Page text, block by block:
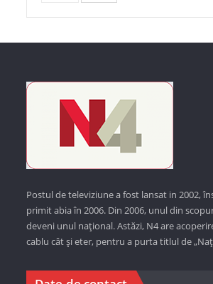
Postul de televiziune a fost lansat in 2002,
primit abia în 2006. Din 2006, unul din
deveni unul național. Astăzi, N4 are
cablu cât și eter, pentru a purta titlul de